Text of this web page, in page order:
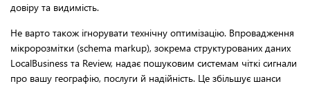
довіру та видимість.
Не варто також ігнорувати технічну оптимізацію. Впровадження
мікророзмітки (schema markup), зокрема структурованих даних
LocalBusiness та Review, надає пошуковим системам чіткі сигнали
про вашу географію, послуги й надійність. Це збільшує шанси